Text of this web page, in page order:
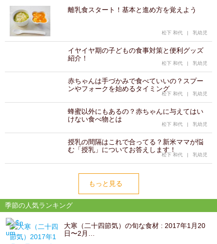
離乳食スタート！基本と進め方を覚えよう
松下 和代 | 乳幼児
イヤイヤ期の子どもの食事対策と便利グッズ
紹介！
松下 和代 | 乳幼児
赤ちゃんは手づかみで食べていいの？スプー
ンやフォークを始めるタイミング
松下 和代 | 乳幼児
蜂蜜以外にもあるの？赤ちゃんに与えてはい
けない食べ物とは
松下 和代 | 乳幼児
授乳の間隔はこれで合ってる？新米ママが悩
む「授乳」についてお答えします！
松下 和代 | 乳幼児
もっと見る
季節の人気ランキング
大寒（二十四節気）の旬な食材 : 2017年1月20
日〜2月…